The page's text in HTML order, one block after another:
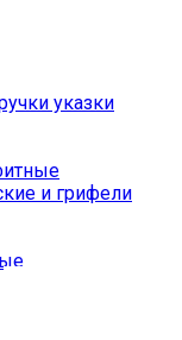
указки
и грифели